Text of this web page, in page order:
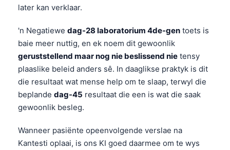
later kan verklaar.
'n Negatiewe dag-28 laboratorium 4de-gen toets is
baie meer nuttig, en ek noem dit gewoonlik
geruststellend maar nog nie beslissend nie tensy
plaaslike beleid anders sê. In daaglikse praktyk is dit
die resultaat wat mense help om te slaap, terwyl die
beplande dag-45 resultaat die een is wat die saak
gewoonlik besleg.
Wanneer pasiënte opeenvolgende verslae na
Kantesti oplaai, is ons KI goed daarmee om te wys
Latviešu valoda
Euskara
Gàidhlig
Occitan
العربية المغربية
Монгол
Basa Jawa